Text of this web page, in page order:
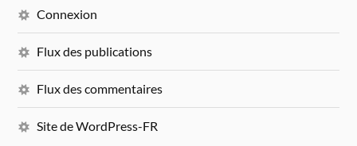
Connexion
Flux des publications
Flux des commentaires
Site de WordPress-FR